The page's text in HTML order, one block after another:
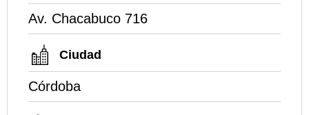
Av. Chacabuco 716
Ciudad
Córdoba